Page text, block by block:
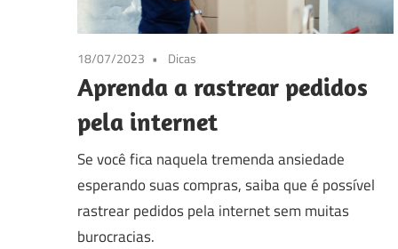
18/07/2023 Dicas
Aprenda a rastrear pedidos
pela internet
Se você fica naquela tremenda ansiedade
esperando suas compras, saiba que é possível
rastrear pedidos pela internet sem muitas
burocracias.